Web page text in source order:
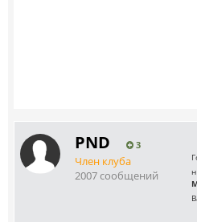
PND 3
Член клуба
2007 сообщений